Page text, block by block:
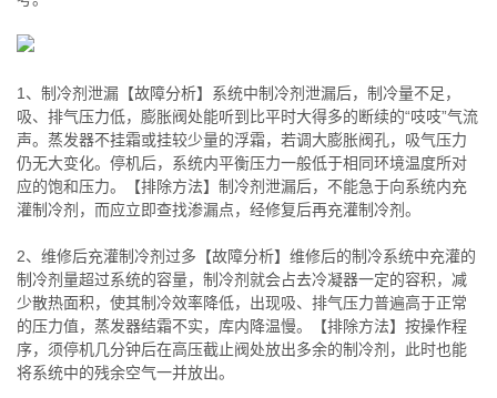
1、制冷剂泄漏【故障分析】系统中制冷剂泄漏后，制冷量不足，
吸、排气压力低，膨胀阀处能听到比平时大得多的断续的“吱吱”气流
声。蒸发器不挂霜或挂较少量的浮霜，若调大膨胀阀孔，吸气压力
仍无大变化。停机后，系统内平衡压力一般低于相同环境温度所对
应的饱和压力。【排除方法】制冷剂泄漏后，不能急于向系统内充
灌制冷剂，而应立即查找渗漏点，经修复后再充灌制冷剂。
2、维修后充灌制冷剂过多【故障分析】维修后的制冷系统中充灌的
制冷剂量超过系统的容量，制冷剂就会占去冷凝器一定的容积，减
少散热面积，使其制冷效率降低，出现吸、排气压力普遍高于正常
的压力值，蒸发器结霜不实，库内降温慢。【排除方法】按操作程
序，须停机几分钟后在高压截止阀处放出多余的制冷剂，此时也能
将系统中的残余空气一并放出。